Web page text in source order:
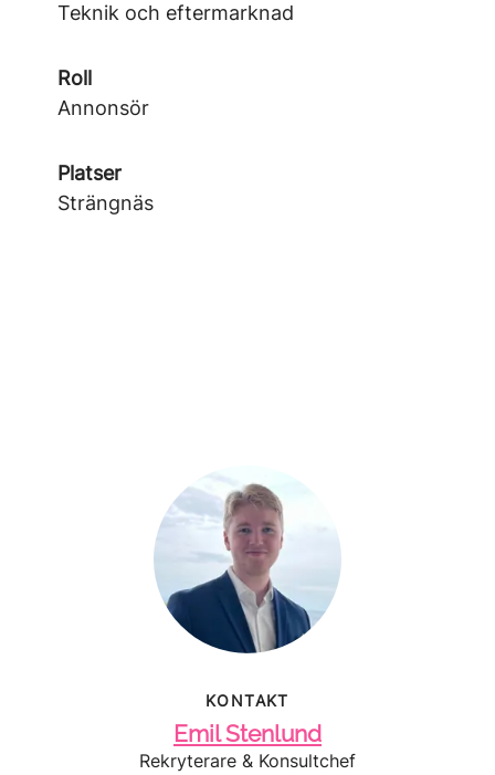
Teknik och eftermarknad
Roll
Annonsör
Platser
Strängnäs
KONTAKT
Emil Stenlund
Rekryterare & Konsultchef